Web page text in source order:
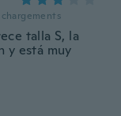
chargements
talla S, la
y está muy